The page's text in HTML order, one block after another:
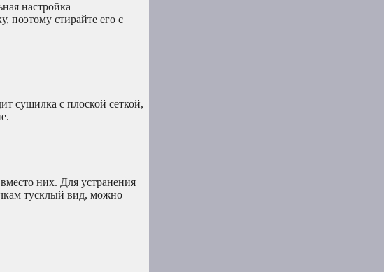
настройка
поэтому стирайте его с
сушилка с плоской сеткой,
них. Для устранения
тусклый вид, можно